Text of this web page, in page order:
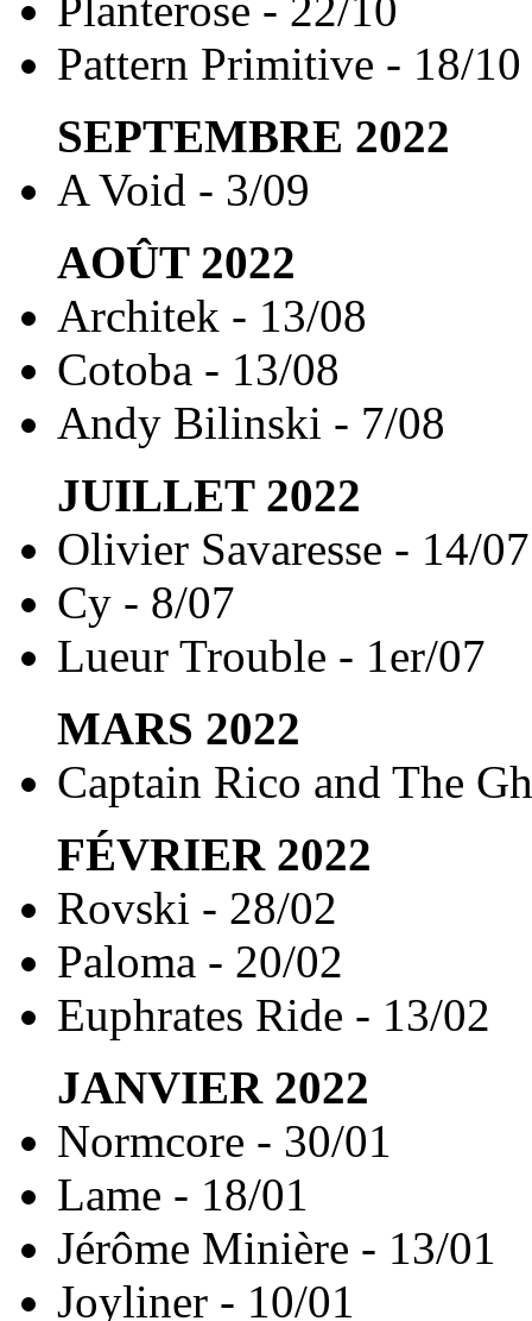
Pattern Primitive - 18/10
SEPTEMBRE 2022
A Void - 3/09
AOÛT2022
Architek - 13/08
Cotoba - 13/08
Andy Bilinski - 7/08
JUILLET2022
Olivier Savaresse - 14/07
Cy - 8/07
Lueur Trouble - 1er/07
MARS 2022
Captain Rico and The
FÉVRIER2022
Rovski - 28/02
Paloma - 20/02
Euphrates Ride - 13/02
JANVIER2022
Normcore - 30/01
Lame - 18/01
Jérôme Minière - 13/01
Joyliner - 10/01